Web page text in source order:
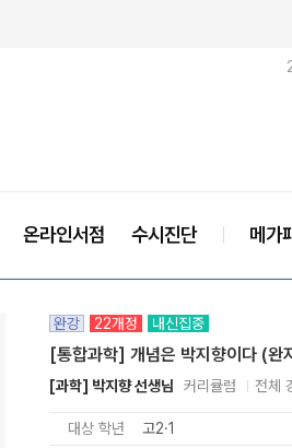
온라인서점 수시진단 메가
완강 22개정 내신집중
[통합과학] 개념은 박지향이다 (완
[과학] 박지향 선생님 커리큘럼 전체
대상 학년 고2·1